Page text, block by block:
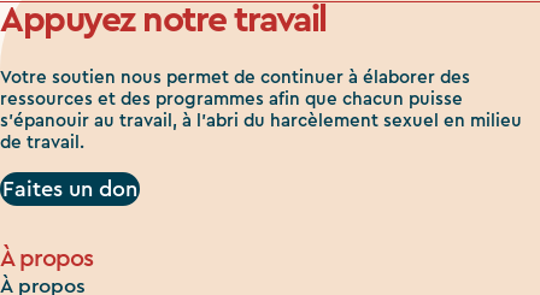
Appuyez notre travail
Votre soutien nous permet de continuer à élaborer des
ressources et des programmes afin que chacun puisse
s'épanouir au travail, à l'abri du harcèlement sexuel en milieu
de travail.
Faites un don
À propos
À propos